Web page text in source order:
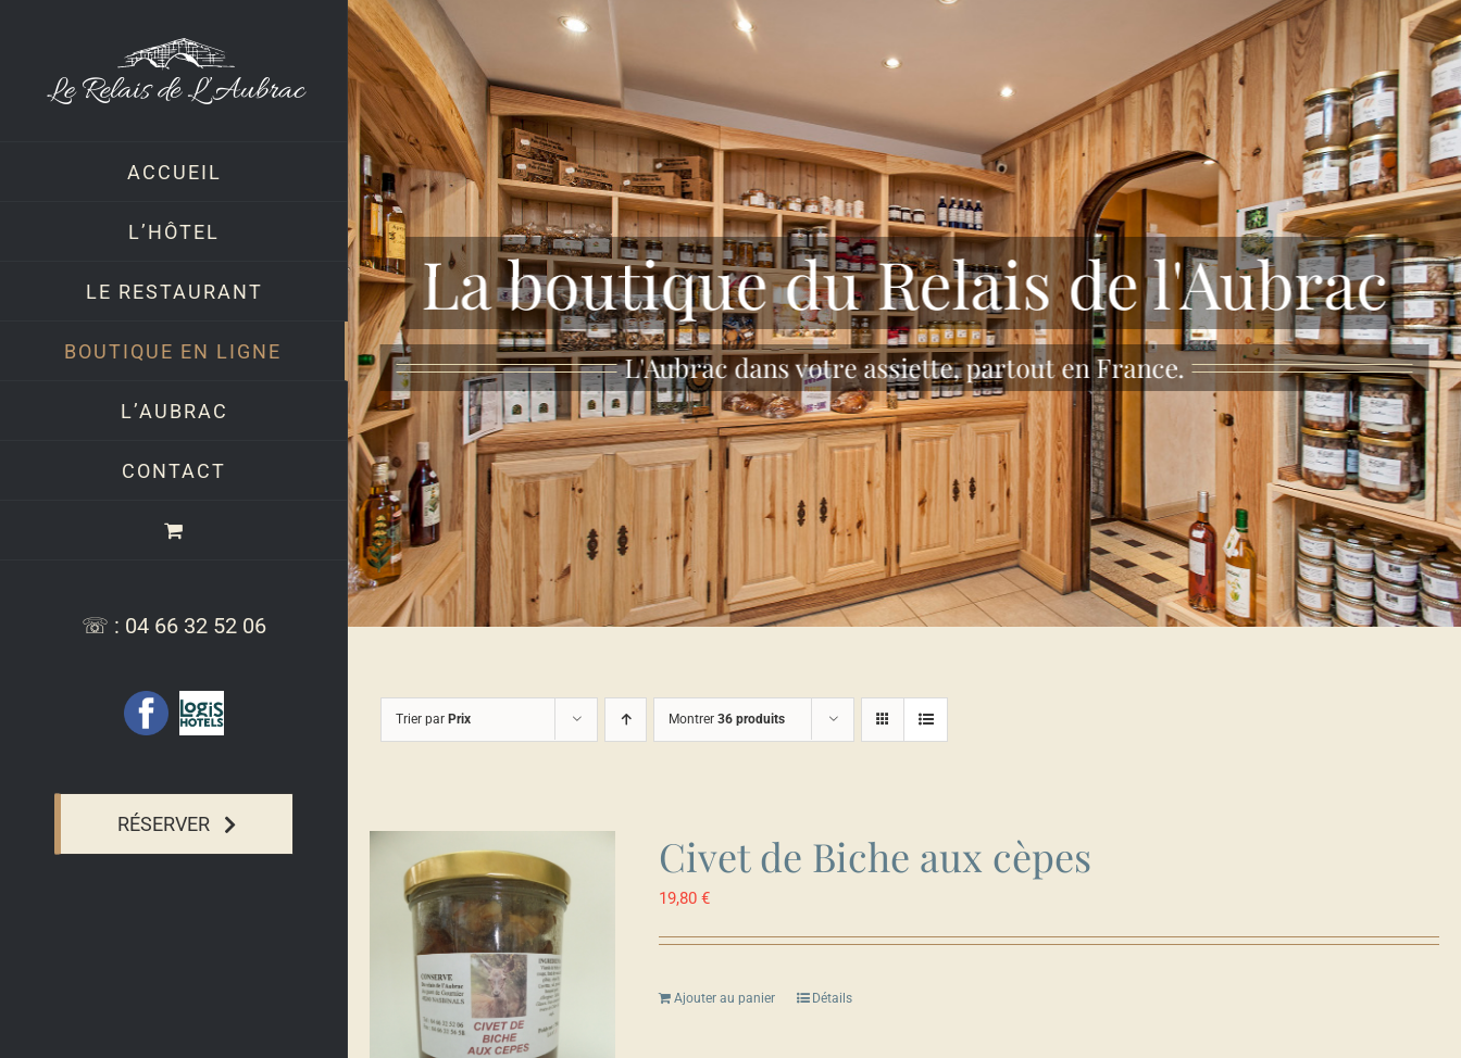
ACCUEIL
L’HÔTEL
LE RESTAURANT
BOUTIQUE EN LIGNE
L’AUBRAC
CONTACT
☏ : 04 66 32 52 06
Facebook
Logis
Hotel,
l'Aubrac
RÉSERVER
La boutique du Relais de l'Aubrac
L'Aubrac dans votre assiette, partout en France.
Trier par Prix Montrer 36 produits
Civet de Biche aux cèpes
19,80 €
Ajouter au panier Détails